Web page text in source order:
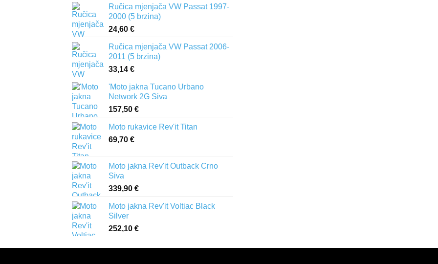
Ručica mjenjača VW Passat 1997-
2000 (5 brzina)
24,60 €
Ručica mjenjača VW Passat 2006-
2011 (5 brzina)
33,14 €
'Moto jakna Tucano Urbano
Network 2G Siva
157,50 €
Moto rukavice Rev'it Titan
69,70 €
Moto jakna Rev'it Outback Crno
Siva
339,90 €
Moto jakna Rev'it Voltiac Black
Silver
252,10 €